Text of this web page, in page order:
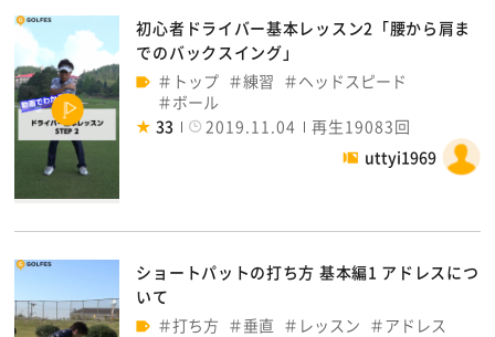
初心者ドライバー基本レッスン2「腰から肩ま
でのバックスイング」
トップ
練習
ヘッドスピード
ボール
33
2019.11.04
再生19083回
uttyi1969
ショートパットの打ち方 基本編1 アドレスにつ
いて
打ち方
垂直 レッスン
アドレス